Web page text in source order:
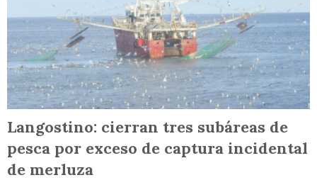
Langostino: cierran tres subáreas de
pesca por exceso de captura incidental
de merluza